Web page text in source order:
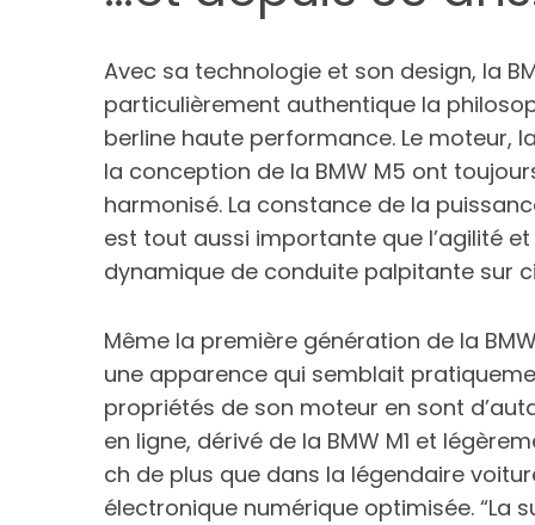
Avec sa technologie et son design, la
particulièrement authentique la
berline haute performance. Le moteur,
la conception de la BMW M5 ont
harmonisé. La constance de la
est tout aussi importante que l’agilité
dynamique de conduite palpitante sur
Même la première génération de la
une apparence qui semblait
propriétés de son moteur en sont
en ligne, dérivé de la BMW M1 et
ch de plus que dans la légendaire
électronique numérique optimisée. “La